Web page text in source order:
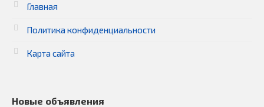
Главная
Политика конфиденциальности
Карта сайта
Новые объявления